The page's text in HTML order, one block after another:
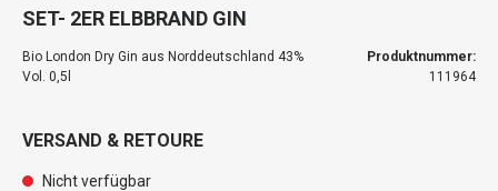
SET- 2ER ELBBRAND GIN
Bio London Dry Gin aus Norddeutschland 43%
Vol. 0,5l
Produktnummer:
111964
VERSAND & RETOURE
Nicht verfügbar